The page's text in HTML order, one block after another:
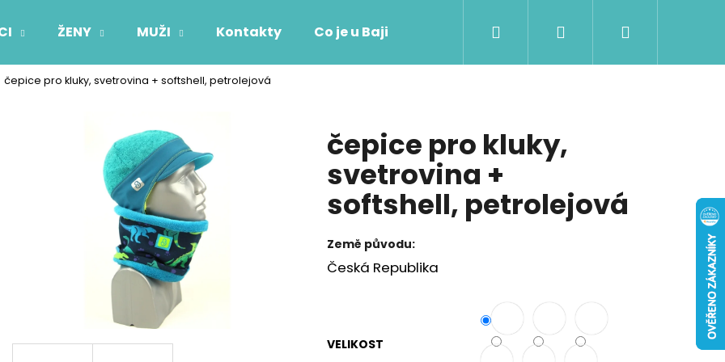
ŽENY MUŽI Kontakty Co je u Baji nového Přihlášení
čepice pro kluky, svetrovina + softshell, petrolejová
čepice pro kluky,
svetrovina +
softshell, petrolejová
Země původu:
Česká Republika
VELIKOST
Co potřebujete najít?
Doporučujeme
Následující